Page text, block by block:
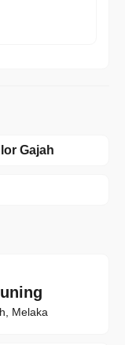
Gajah
Melaka